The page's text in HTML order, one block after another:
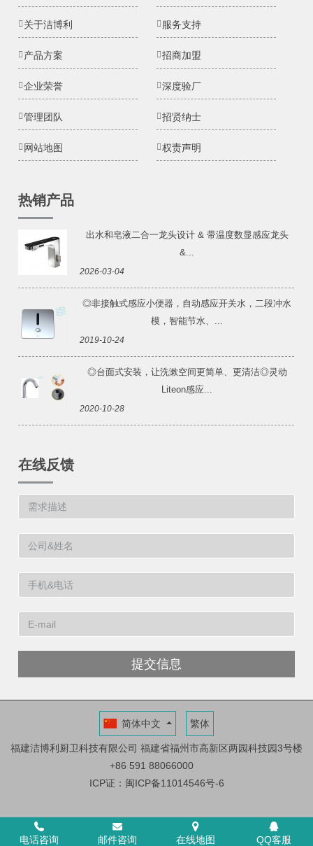
关于洁博利 服务支持
产品方案 招商加盟
企业荣誉 深度验厂
管理团队 招贤纳士
网站地图 权责声明
热销产品
出水和皂液二合一龙头设计 & 带温度数显感应龙头
&...
2026-03-04
◎非接触式感应小便器，自动感应开关水，二段冲水
模，智能节水、...
2019-10-24
◎台面式安装，让洗漱空间更简单、更清洁◎灵动
Liteon感应...
2020-10-28
在线反馈
提交信息
简体中文 繁体
福建洁博利厨卫科技有限公司 福建省福州市高新区两园科技园3号楼
+86 591 88066000
ICP证：闽ICP备11014546号-6
电话咨询 邮件咨询 在线地图 QQ客服